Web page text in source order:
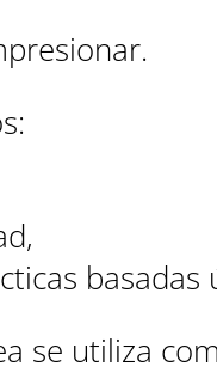
se utiliza